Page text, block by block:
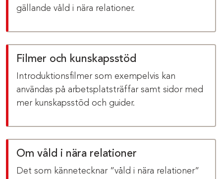
gällande våld i nära relationer.
Filmer och kunskapsstöd
Introduktionsfilmer som exempelvis kan
användas på arbetsplatsträffar samt sidor med
mer kunskapsstöd och guider.
Om våld i nära relationer
Det som kännetecknar ”våld i nära relationer”